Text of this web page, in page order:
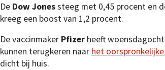
De Dow Jonessteeg met 0,45 procent en
kreeg een boost van 1,2 procent.
De vaccinmaker Pfizer heeft
kunnen terugkeren naar het
dicht bij huis.